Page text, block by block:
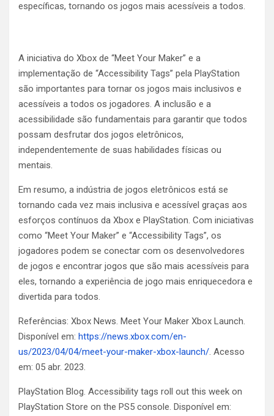
específicas, tornando os jogos mais acessíveis a todos.
A iniciativa do Xbox de “Meet Your Maker” e a
implementação de “Accessibility Tags” pela PlayStation
são importantes para tornar os jogos mais inclusivos e
acessíveis a todos os jogadores. A inclusão e a
acessibilidade são fundamentais para garantir que todos
possam desfrutar dos jogos eletrônicos,
independentemente de suas habilidades físicas ou
mentais.
Em resumo, a indústria de jogos eletrônicos está se
tornando cada vez mais inclusiva e acessível graças aos
esforços contínuos da Xbox e PlayStation. Com iniciativas
como “Meet Your Maker” e “Accessibility Tags”, os
jogadores podem se conectar com os desenvolvedores
de jogos e encontrar jogos que são mais acessíveis para
eles, tornando a experiência de jogo mais enriquecedora e
divertida para todos.
Referências: Xbox News. Meet Your Maker Xbox Launch.
Disponível em: https://news.xbox.com/en-
us/2023/04/04/meet-your-maker-xbox-launch/. Acesso
em: 05 abr. 2023.
PlayStation Blog. Accessibility tags roll out this week on
PlayStation Store on the PS5 console. Disponível em: